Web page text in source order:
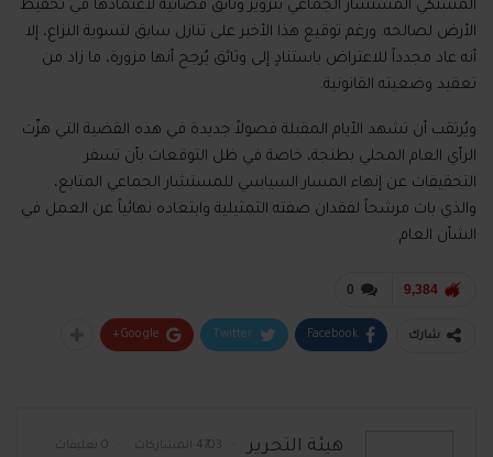
المشتكي المستشار الجماعي بتزوير وثائق قضائية لاعتمادها في تحفيظ
الأرض لصالحه. ورغم توقيع هذا الأخير على تنازل سابق لتسوية النزاع، إلا
أنه عاد مجدداً للاعتراض باستنادٍ إلى وثائق يُرجح أنها مزورة، ما زاد من
تعقيد وضعيته القانونية.
ويُرتقب أن تشهد الأيام المقبلة فصولاً جديدة في هذه القضية التي هزّت
الرأي العام المحلي بطنجة، خاصة في ظل التوقعات بأن تسفر
التحقيقات عن إنهاء المسار السياسي للمستشار الجماعي المتابع،
والذي بات مرشحاً لفقدان صفته التمثيلية وابتعاده نهائياً عن العمل في
الشأن العام.
0 9,384
شارك Facebook
Twitter
Google+
هيئة التحرير 4703 المشاركات 0 تعليقات